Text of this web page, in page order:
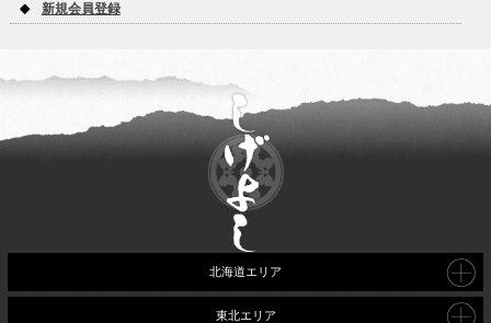
新規会員登録
北海道エリア
東北エリア